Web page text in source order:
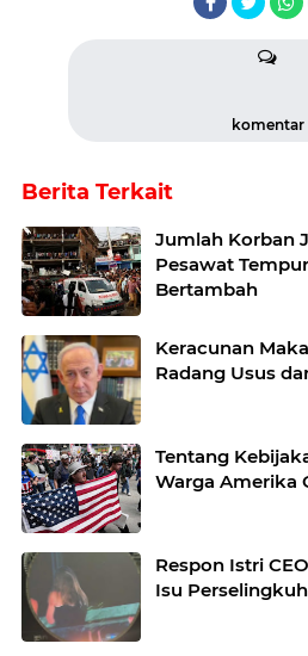
komentar
Berita Terkait
Jumlah Korban
Pesawat
Bertambah
Keracunan
Radang Usus
Tentang
Warga Amerika
Respon Istri
Isu